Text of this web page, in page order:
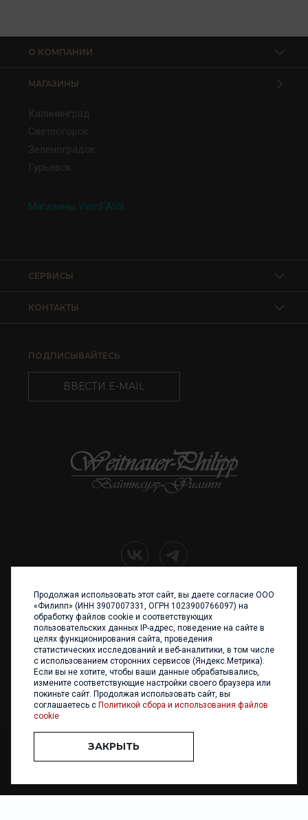
О КОМПАНИИ
МАГАЗИНЫ
Калининград
Светлогорск
Зеленоградск
Гурьевск
Магазины VomFASS
КОНТАКТЫ
СЕРВИСЫ
ПОДПИСЫВАЙТЕСЬ
ВВЕСТИ E-MAIL
+7 (4012) 960 898
236017 Калининград,
ул. Каштановая аллея, 47
Телефон: +7 4012 960 898,
+7 4012 960 856
Написать нам
ООО «ФИЛИПП» © 2013 - 2026. Все права защищены
Разработка и
Продолжая использовать этот сайт, вы даете согласие ООО
«Филипп» (ИНН 3907007331, ОГРН 1023900766097) на
обработку файлов cookie и соответствующих
пользовательских данных IP-адрес, поведение на сайте в
целях функционирования сайта, проведения
статистических исследований и веб-аналитики, в том числе
с использованием сторонних сервисов (Яндекс.Метрика).
Если вы не хотите, чтобы ваши данные обрабатывались,
измените соответствующие настройки своего браузера или
покиньте сайт. Продолжая использовать сайт, вы
соглашаетесь с Политикой сбора и использования файлов
cookie
ЗАКРЫТЬ